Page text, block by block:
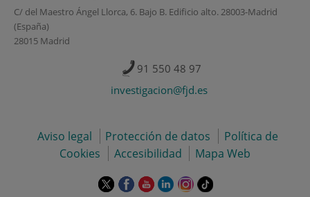
C/ del Maestro Ángel Llorca, 6. Bajo B. Edificio alto. 28003-Madrid
(España)
28015 Madrid
91 550 48 97
investigacion@fjd.es
Aviso legal Protección de datos
Política de
Cookies
Accesibilidad Mapa Web
EsteEsteEsteEsteEsteEnlace